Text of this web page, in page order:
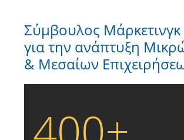
Σύμβουλος Μάρκετινγκ
για την ανάπτυξη
& Μεσαίων